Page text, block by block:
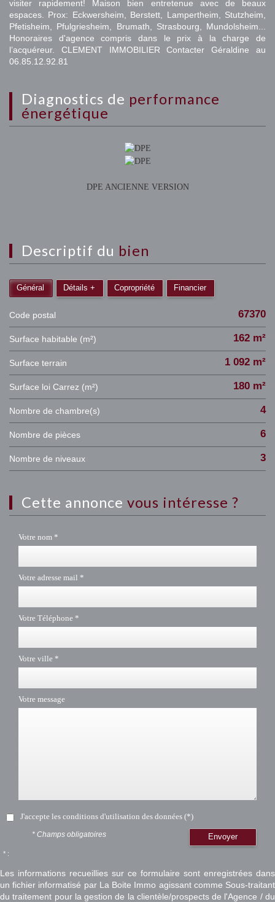
visiter rapidement! Maison bien entretenue avec de beaux
espaces. Prox: Eckwersheim, Berstett, Lampertheim, Stutzheim,
Pfetisheim, Pfulgriesheim, Brumath, Strasbourg, Mundolsheim...
Honoraires d'agence compris dans le prix à la charge de
l’acquéreur. CLEMENT IMMOBILIER Contacter Géraldine au
06.85.12.92.81
diagnostics de performance
énergétique
DPE ANCIENNE VERSION
descriptif du bien
Général Détails + Copropriété Financier
Code postal 67370
Surface habitable (m²) 162 m²
surface terrain 1 092 m²
Surface loi Carrez (m²) 180 m²
Nombre de chambre(s) 4
Nombre de pièces 6
Nombre de niveaux 3
cette annonce vous intéresse ?
Votre nom *
Votre adresse mail *
Votre Téléphone *
Votre ville *
Votre message
J'accepte les conditions d'utilisation des données (*)
Envoyer
* Champs obligatoires
* :
Les informations recueillies sur ce formulaire sont enregistrées dans
un fichier informatisé par La Boite Immo agissant comme Sous-traitant
du traitement pour la gestion de la clientèle/prospects de l'Agence / du